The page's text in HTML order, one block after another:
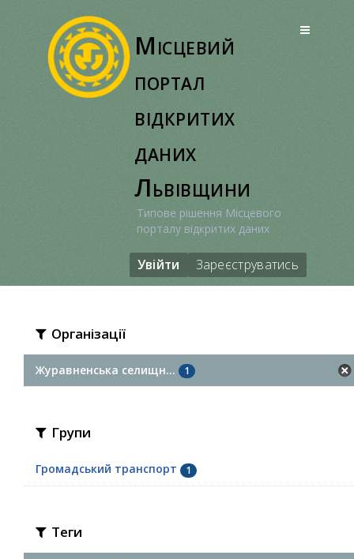
Місцевий
портал
відкритих
даних
Львівщини
Типове рішення Місцевого
порталу відкритих даних
Увійти Зареєструватись
Організації
Журавненська селищн... 1
Групи
Громадський транспорт 1
Теги